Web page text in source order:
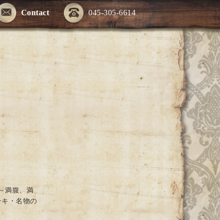
045-305-6614
Contact
満腹、満
・名物の